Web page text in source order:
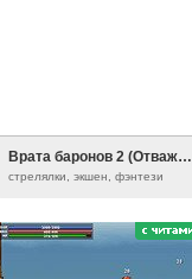
Врата баронов 2 (Отважный лучник 2)
стрелялки, экшен, фэнтези